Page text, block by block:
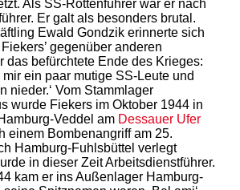
Als SS-Rottenführer war er nach
Er galt als besonders brutal.
Ewald Gondzik erinnerte sich
gegenüber anderen
das befürchtete Ende des Krieges:
mir ein paar mutige SS-Leute und
nieder.‘ Vom Stammlager
wurde Fiekers im Oktober 1944 in
Veddel am Dessauer Ufer
einem Bombenangriff am 25.
Hamburg-Fuhlsbüttel verlegt
in dieser Zeit Arbeitsdienstführer.
kam er ins Außenlager Hamburg-